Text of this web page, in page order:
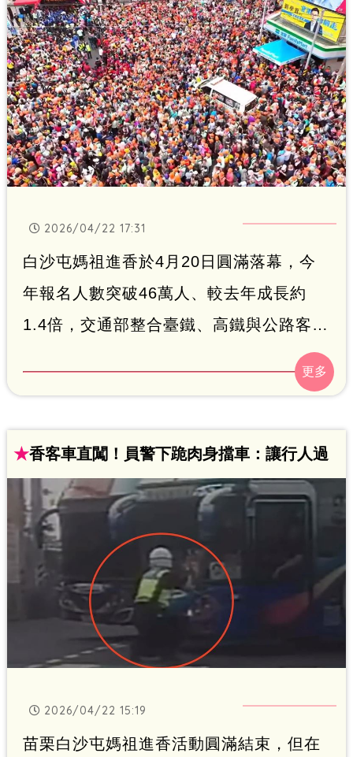
2026/04/22 17:31
白沙屯媽祖進香於4月20日圓滿落幕，今
年報名人數突破46萬人、較去年成長約
1.4倍，交通部整合臺鐵、高鐵與公路客運
三大運具，整體疏運人次達32.1萬，較去
年29萬人次增加11.14%，再創新高。
★香客車直闖！員警下跪肉身擋車：讓行人過
2026/04/22 15:19
苗栗白沙屯媽祖進香活動圓滿結束，但在